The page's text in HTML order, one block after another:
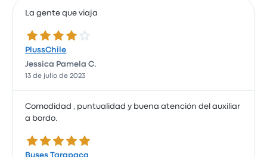
La gente que viaja
4.0 de 5 estrellas
PlussChile
Jessica Pamela C.
13 de julio de 2023
Comodidad , puntualidad y buena atención del auxiliar
a bordo.
5.0 de 5 estrellas
Buses Tarapaca